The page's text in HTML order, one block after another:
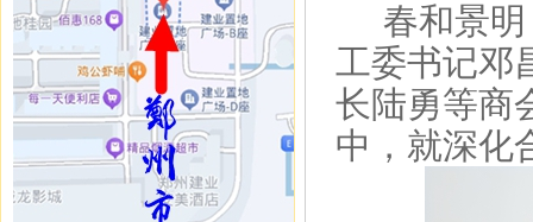
春和景明
工委书记邓
长陆勇等商
中，就深化